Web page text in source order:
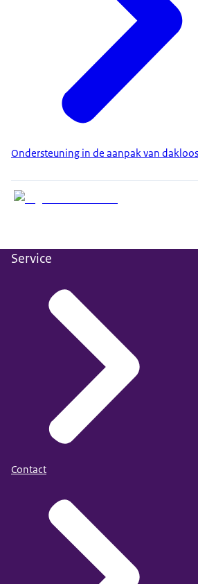
Ondersteuning in de aanpak van
Service
Contact